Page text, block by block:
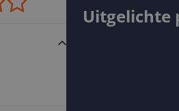
Uitgelichte